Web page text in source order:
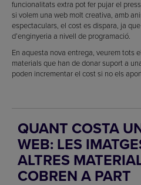
funcionalitats extra pot fer pujar el
si volem una web molt creativa, amb
espectaculars, el cost es dispara, ja
d’enginyeria a nivell de programació.
En aquesta nova entrega, veurem tots
materials que han de donar suport a
poden incrementar el cost si no els
QUANT COSTA
WEB: LES
ALTRES
COBREN A PART